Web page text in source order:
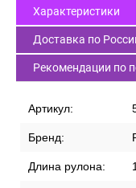
Характеристики
Доставка по
Рекомендации по
Артикул:
Бренд:
Длина рулона: